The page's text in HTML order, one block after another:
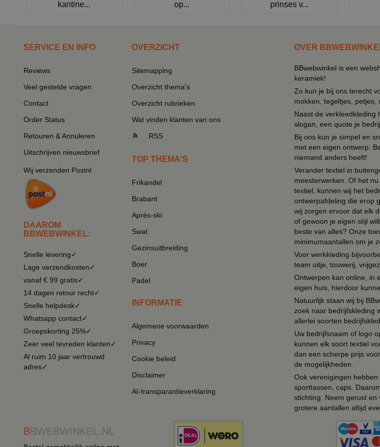
kantine...
op...
prinses v...
SERVICE EN INFO
Reviews
Veel gestelde vragen
Contact
Order Status
Retouren & Annuleren
Uitschrijven nieuwsbrief
Wij verzenden Postnl
DAAROM
BBWEBWINKEL:
Snelle levering✓
Lage verzendkosten✓
vanaf € 99 gratis✓
14 dagen retour recht✓
Snelle helpdesk✓
Whatsapp contact✓
Groepskorting 25%✓
Zeer veel tevreden klanten✓
Al ruim 10 jaar vertrouwd
adres✓
OVERZICHT
Sitemapping
Overzicht thema's
Overzicht rubrieken
Wat vinden klanten van ons
RSS
TOP THEMA'S
Frikandel
Brabant
Après-ski
Swat
Gezinsuitbreiding
Boer
Padel
INFORMATIE
Algemene voorwaarden
Privacy
Cookie beleid
Disclaimer
AI-transparantieverklaring
OVER
BBwebwinkel is een
keramiek!
Zo kun je bij ons terecht
mokken, tegeltjes, petjes,
Naast de verkleedkleding
slogan, een quote je
Bij ons kun je simpel en
met een eigen ontwerp.
niemand anders heeft!
Verander textiel in
meesterwerken. Of het
textiel, kunnen wij het
ontwerpafdeling die erop
wij zorgen ervoor dat elk
of gewoon je eigen stijl
beste van alles? Onze
minimumaantallen om je
Voor werkkleding
team uitje, touwerij,
Ontwerpen kan online, in
eigen huis, hierdoor
Natuurlijk staan wij bij
zoek naar bedrijfskleding
allerlei soorten
Uw bedrijfsnaam of logo
kunnen elk soort textiel
dan een scherpe prijs
de mogelijkheden.
Ook verenigingen
sporttassen, caps.
stichting. Neem gerust en
grotere aantallen altijd
BBWEBWINKEL.NL